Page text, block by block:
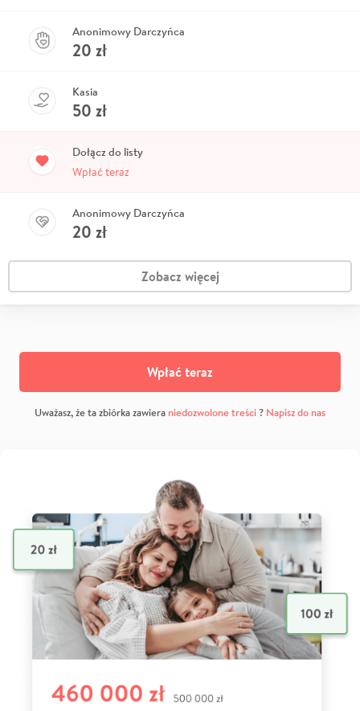
Anonimowy Darczyńca
20 zł
Kasia
50 zł
Dołącz do listy
Wpłać teraz
Anonimowy Darczyńca
20 zł
Zobacz więcej
Wpłać teraz
Uważasz, że ta zbiórka zawiera niedozwolone treści? Napisz do nas